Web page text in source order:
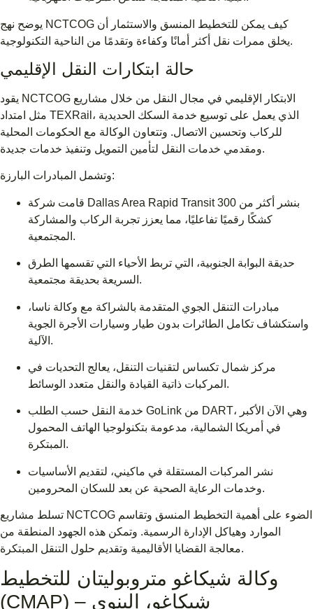
يوضح نهج NCTCOG كيف يمكن للتخطيط المنسق والاستثمار أن
يخلق ممرات نقل أكثر أمانًا وكفاءة وتقدمًا من الناحية التكنولوجية.
حالة ابتكارات النقل الإقليمي
يقود NCTCOG الابتكار الإقليمي في مجال النقل من خلال مشاريع
مثل امتداد TEXRail، الذي يعمل على توسيع خدمة السكك الحديدية
للركاب وتحسين الاتصال. وتتعاون الوكالة مع الحكومات المحلية
ومقدمي خدمات النقل لتأمين التمويل وتنفيذ خدمات جديدة.
وتشمل المبادرات البارزة:
قامت شركة Dallas Area Rapid Transit بنشر أكثر من 300
كشكًا رقميًا تفاعليًا، مما يعزز تجربة الركاب والمشاركة
المجتمعية.
حديقة البوابة الجنوبية، التي تربط الأحياء التي تقسمها الطرق
السريعة بحديقة مجتمعية.
مبادرات التنقل الجوي المتقدمة بالشراكة مع وكالة ناسا،
واستكشاف تكامل الطائرات بدون طيار وسيارات الأجرة الجوية
الآلية.
مركز شمال تكساس لتقنيات التنقل، يعالج التحديات في
المركبات ذاتية القيادة والنقل متعدد الوسائط.
خدمة النقل حسب الطلب GoLink من DART، وهي الآن الأكبر
في أمريكا الشمالية، مدعومة بتكنولوجيا الهاتف المحمول
المبتكرة.
نشر المركبات المستقلة في ماكيني، لتقديم الأساسيات
وخدمات الرعاية الصحية عن بعد للسكان المحرومين.
تسلط مشاريع NCTCOG الضوء على أهمية التخطيط المنسق وتقاسم
الموارد وهياكل الإدارة الرسمية. وتمكن هذه الجهود المنطقة من
معالجة القضايا الأقاليمية وتقديم حلول التنقل المبتكرة.
وكالة شيكاغو متروبوليتان للتخطيط